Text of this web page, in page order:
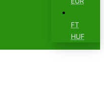
FT
HUF